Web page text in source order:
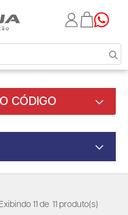
CÓDIGO
| Exibindo 11 de 11 produto(s)